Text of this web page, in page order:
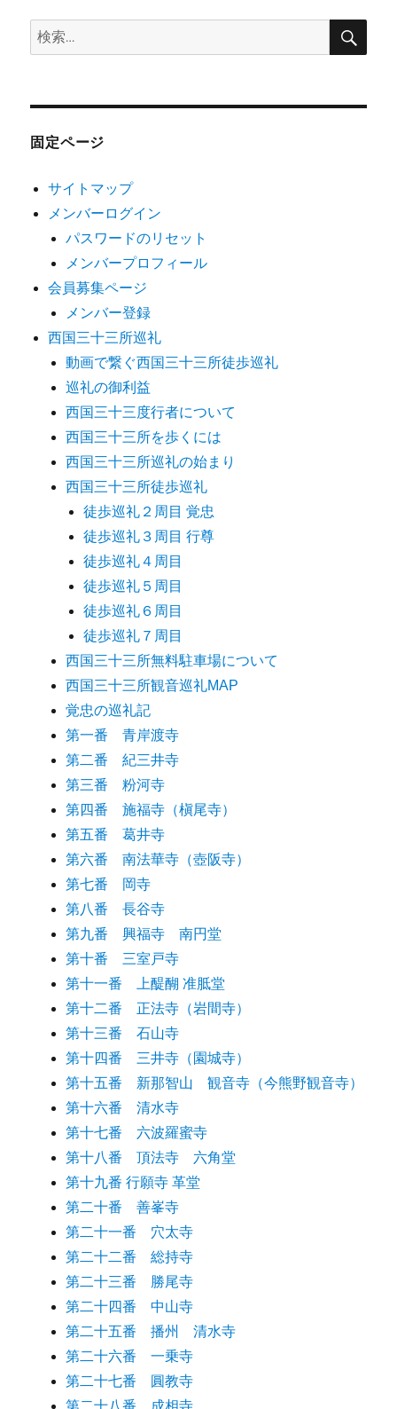
検
索:
検
固定ページ
サイトマップ
メンバーログイン
パスワードのリセット
メンバープロフィール
会員募集ページ
メンバー登録
西国三十三所巡礼
動画で繋ぐ西国三十三所徒歩巡礼
巡礼の御利益
西国三十三度行者について
西国三十三所を歩くには
西国三十三所巡礼の始まり
西国三十三所徒歩巡礼
徒歩巡礼２周目 覚忠
徒歩巡礼３周目 行尊
徒歩巡礼４周目
徒歩巡礼５周目
徒歩巡礼６周目
徒歩巡礼７周目
西国三十三所無料駐車場について
西国三十三所観音巡礼MAP
覚忠の巡礼記
第一番 青岸渡寺
第二番 紀三井寺
第三番 粉河寺
第四番 施福寺（槇尾寺）
第五番 葛井寺
第六番 南法華寺（壺阪寺）
第七番 岡寺
第八番 長谷寺
第九番 興福寺 南円堂
第十番 三室戸寺
第十一番 上醍醐 准胝堂
第十二番 正法寺（岩間寺）
第十三番 石山寺
第十四番 三井寺（園城寺）
第十五番 新那智山 観音寺（今熊野観音寺）
第十六番 清水寺
第十七番 六波羅蜜寺
第十八番 頂法寺 六角堂
第十九番 行願寺 革堂
第二十番 善峯寺
第二十一番 穴太寺
第二十二番 総持寺
第二十三番 勝尾寺
第二十四番 中山寺
第二十五番 播州 清水寺
第二十六番 一乗寺
第二十七番 圓教寺
第二十八番 成相寺